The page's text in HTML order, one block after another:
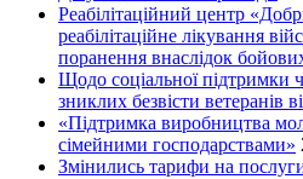
Реабілітаційний центр
реабілітаційне лікування
поранення внаслідок
Щодо соціальної підтримки
зниклих безвісти ветеранів
«Підтримка виробництва
сімейними господарствами»
Змінились тарифи на